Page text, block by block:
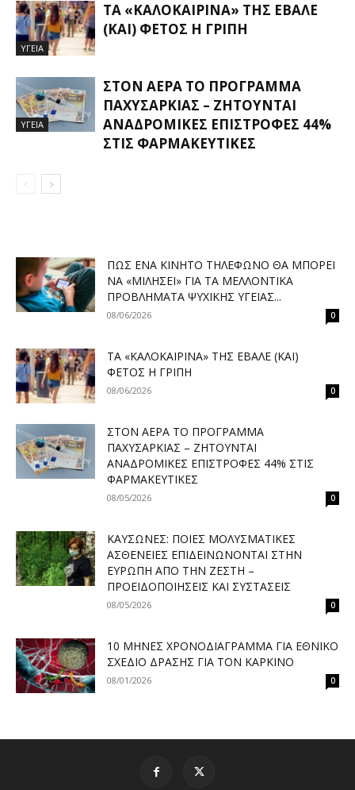
ΥΓΕΙΑ
ΤΑ «ΚΑΛΟΚΑΙΡΙΝΆ» ΤΗΣ ΈΒΑΛΕ
(ΚΑΙ) ΦΈΤΟΣ Η ΓΡΊΠΗ
ΥΓΕΙΑ
ΣΤΟΝ ΑΈΡΑ ΤΟ ΠΡΌΓΡΑΜΜΑ
ΠΑΧΥΣΑΡΚΊΑΣ – ΖΗΤΟΎΝΤΑΙ
ΑΝΑΔΡΟΜΙΚΈΣ ΕΠΙΣΤΡΟΦΈΣ 44%
ΣΤΙΣ ΦΑΡΜΑΚΕΥΤΙΚΈΣ
ΠΏΣ ΈΝΑ ΚΙΝΗΤΌ ΤΗΛΈΦΩΝΟ ΘΑ ΜΠΟΡΕΊ
ΝΑ «ΜΙΛΉΣΕΙ» ΓΙΑ ΤΑ ΜΕΛΛΟΝΤΙΚΆ
ΠΡΟΒΛΉΜΑΤΑ ΨΥΧΙΚΉΣ ΥΓΕΊΑΣ...
08/06/2026 0
ΤΑ «ΚΑΛΟΚΑΙΡΙΝΆ» ΤΗΣ ΈΒΑΛΕ (ΚΑΙ)
ΦΈΤΟΣ Η ΓΡΊΠΗ
08/06/2026 0
ΣΤΟΝ ΑΈΡΑ ΤΟ ΠΡΌΓΡΑΜΜΑ
ΠΑΧΥΣΑΡΚΊΑΣ – ΖΗΤΟΎΝΤΑΙ
ΑΝΑΔΡΟΜΙΚΈΣ ΕΠΙΣΤΡΟΦΈΣ 44% ΣΤΙΣ
ΦΑΡΜΑΚΕΥΤΙΚΈΣ
08/05/2026 0
ΚΑΎΣΩΝΕΣ: ΠΟΙΕΣ ΜΟΛΥΣΜΑΤΙΚΈΣ
ΑΣΘΈΝΕΙΕΣ ΕΠΙΔΕΙΝΏΝΟΝΤΑΙ ΣΤΗΝ
ΕΥΡΏΠΗ ΑΠΌ ΤΗΝ ΖΈΣΤΗ –
ΠΡΟΕΙΔΟΠΟΙΉΣΕΙΣ ΚΑΙ ΣΥΣΤΆΣΕΙΣ
08/05/2026 0
10 ΜΉΝΕΣ ΧΡΟΝΟΔΙΆΓΡΑΜΜΑ ΓΙΑ ΕΘΝΙΚΌ
ΣΧΈΔΙΟ ΔΡΆΣΗΣ ΓΙΑ ΤΟΝ ΚΑΡΚΊΝΟ
08/01/2026 0